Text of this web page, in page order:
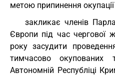
метою припинення
закликає членів
Європи під час чергової
року засудити
тимчасово окупованих
Автономній Республіці